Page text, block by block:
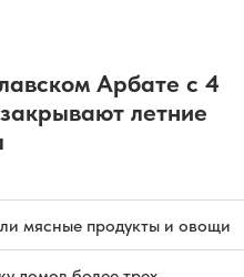
Арбате с 4
летние
мясные продукты и овощи